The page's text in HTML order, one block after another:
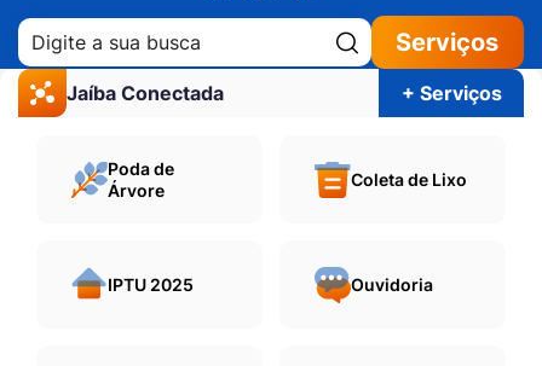
Pesquisar:
Serviços
Jaíba Conectada + Serviços
Poda de
Árvore
Coleta de Lixo
IPTU 2025 Ouvidoria